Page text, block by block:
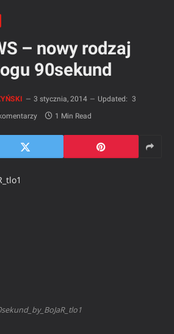
– nowy rodzaj
90sekund
3 stycznia, 2014 Updated: 3
1 Min Read